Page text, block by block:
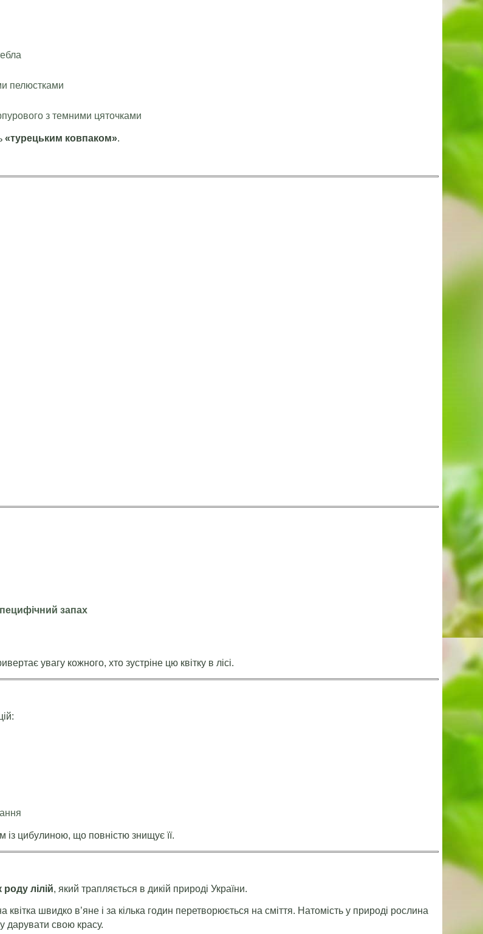
пелюстками
з темними цяточками
«турецьким ковпаком».
запах
увагу кожного, хто зустріне цю квітку в лісі.
цибулиною, що повністю знищує її.
лілій, який трапляється в дикій природі України.
квітка швидко в’яне і за кілька годин перетворюється на сміття. Натомість у природі рослина
дарувати свою красу.